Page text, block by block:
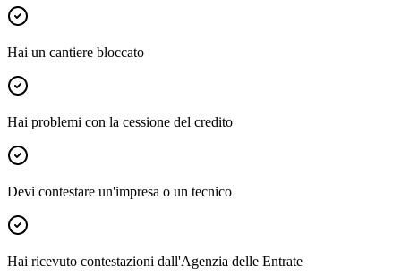
Hai un cantiere bloccato
Hai problemi con la cessione del credito
Devi contestare un'impresa o un tecnico
Hai ricevuto contestazioni dall'Agenzia delle Entrate